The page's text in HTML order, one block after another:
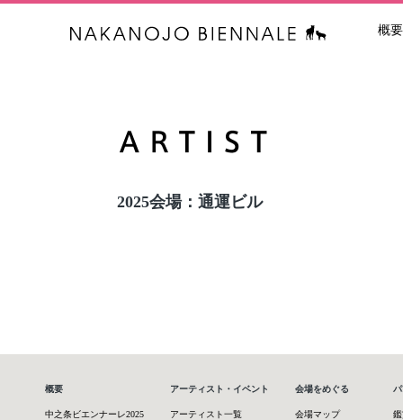
中之条ビエ
概要
2025会場：通運ビル
概要
中之条ビエンナーレ2025
アーティスト・イベント
アーティスト一覧
会場をめぐる
会場マップ